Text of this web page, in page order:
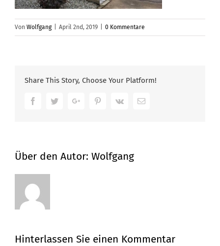
Von Wolfgang April 2nd, 2019 0 Kommentare
Share This Story, Choose Your Platform!
FacebookTwitterGoogle+ PinterestVk Email
Über den Autor: Wolfgang
Hinterlassen Sie einen Kommentar